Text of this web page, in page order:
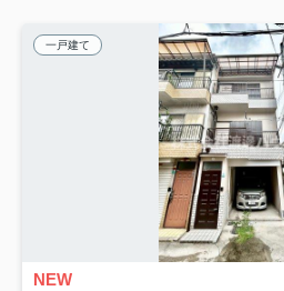
一戸建て
NEW